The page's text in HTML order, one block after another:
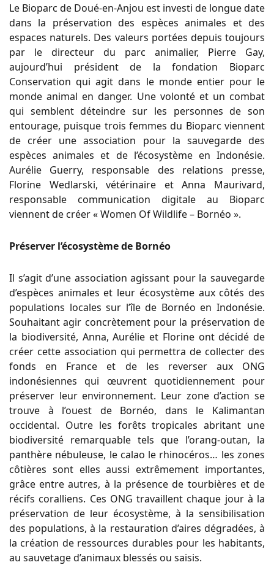
Le Bioparc de Doué-en-Anjou est investi de longue date
dans la préservation des espèces animales et des
espaces naturels. Des valeurs portées depuis toujours
par le directeur du parc animalier, Pierre Gay,
aujourd’hui président de la fondation Bioparc
Conservation qui agit dans le monde entier pour le
monde animal en danger. Une volonté et un combat
qui semblent déteindre sur les personnes de son
entourage, puisque trois femmes du Bioparc viennent
de créer une association pour la sauvegarde des
espèces animales et de l’écosystème en Indonésie.
Aurélie Guerry, responsable des relations presse,
Florine Wedlarski, vétérinaire et Anna Maurivard,
responsable communication digitale au Bioparc
viennent de créer « Women Of Wildlife – Bornéo ».
Préserver l’écosystème de Bornéo
Il s’agit d’une association agissant pour la sauvegarde
d’espèces animales et leur écosystème aux côtés des
populations locales sur l’île de Bornéo en Indonésie.
Souhaitant agir concrètement pour la préservation de
la biodiversité, Anna, Aurélie et Florine ont décidé de
créer cette association qui permettra de collecter des
fonds en France et de les reverser aux ONG
indonésiennes qui œuvrent quotidiennement pour
préserver leur environnement. Leur zone d’action se
trouve à l’ouest de Bornéo, dans le Kalimantan
occidental. Outre les forêts tropicales abritant une
biodiversité remarquable tels que l’orang-outan, la
panthère nébuleuse, le calao le rhinocéros… les zones
côtières sont elles aussi extrêmement importantes,
grâce entre autres, à la présence de tourbières et de
récifs coralliens. Ces ONG travaillent chaque jour à la
préservation de leur écosystème, à la sensibilisation
des populations, à la restauration d’aires dégradées, à
la création de ressources durables pour les habitants,
au sauvetage d’animaux blessés ou saisis.